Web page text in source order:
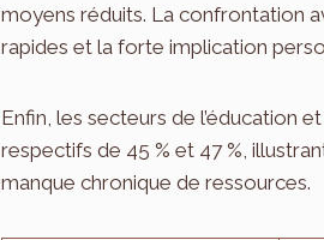
moyens réduits. La confrontation
rapides et la forte implication
Enfin, les secteurs de l’éducation
respectifs de 45 % et 47 %,
manque chronique de ressources.